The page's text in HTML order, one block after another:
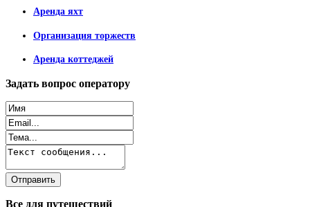
Аренда яхт
Организация торжеств
Аренда коттеджей
Задать вопрос оператору
Все для путешествий